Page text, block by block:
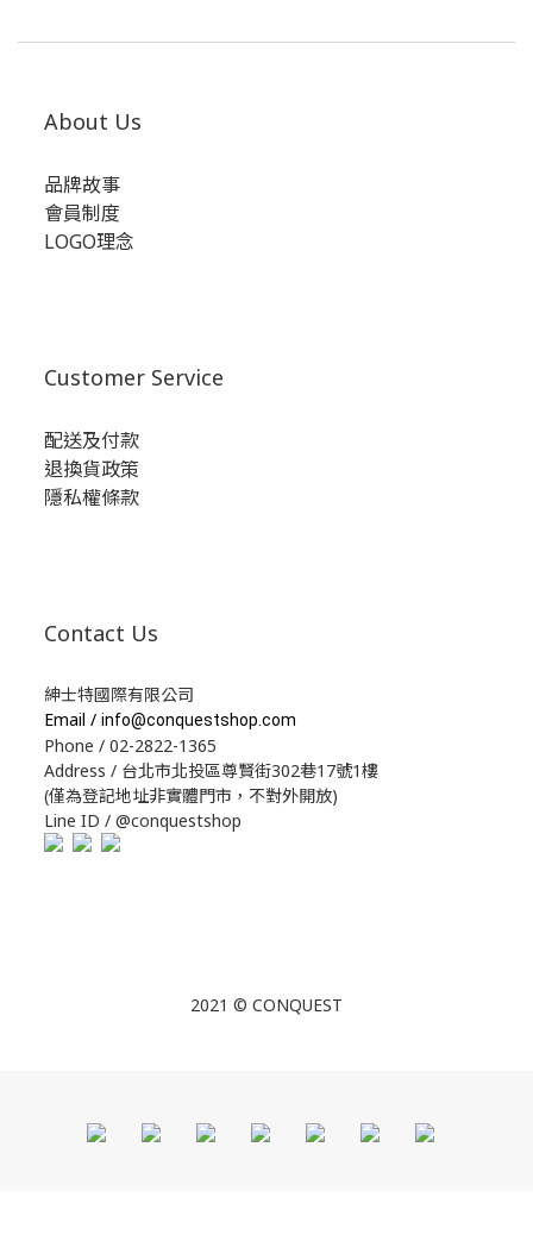
About Us
品牌故事
會員制度
LOGO理念
Customer Service
配送及付款
退換貨政策
隱私權條款
Contact Us
紳士特國際有限公司
Email / info@conquestshop.com
Phone / 02-2822-1365
Address / 台北市北投區尊賢街302巷17號1樓
(僅為登記地址非實體門市，不對外開放)
Line ID / @conquestshop
2021 © CONQUEST